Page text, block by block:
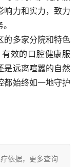
响力和实力，致力
的多家分院和特色
效的口腔健康服
是远离喧嚣的自然
都始终如一地守护
依据，更多查询